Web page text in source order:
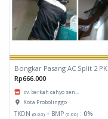
Bongkar Pasang AC Split 2 PK
Rp666.000
cv. berkah cahyo sen...
Kota Probolinggo
TKDN (0.00) + BMP (0.00) : 0%